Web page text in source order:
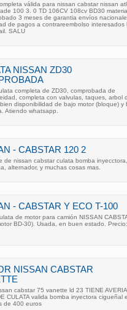
válida para nissan cabstar nissan
100 3. 0 TD 106CV 108cv BD30
3 meses de garantia envíos
de pagos a contrareembolso interesados
SALU
NISSAN ZD30
completa de ZD30, comprobada de
completa con valvulas, taques, arbol
disponibilidad de bajo motor (bloque) y
Atiendo whatsapp.
- CABSTAR 120 2
de nissan cabstar culata bomba
alternador, y muchas cosas mas.
- CABSTAR Y ECO T-100
de motor para camión NISSAN
BD-30). Usada, en buen estado.
NISSAN CABSTAR
cabstar 75 vanette ld 23 TIENE
CULATA valida bomba inyectora cigueñal
de 400 euros